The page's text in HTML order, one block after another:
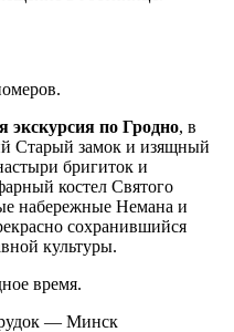
экскурсия по Гродно, в
Старый замок и изящный
бригиток и
костел Святого
набережные Немана и
сохранившийся
культуры.
время.
— Минск